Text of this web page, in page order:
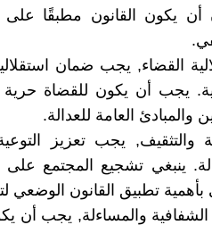
يكون القانون مطبقًا على
القضاء, يجب ضمان
يجب أن يكون للقضاة حرية
والمبادئ العامة للعدالة.
والتثقيف, يجب تعزيز
ينبغي تشجيع المجتمع
بأهمية تطبيق القانون الوضعي
الشفافية والمساءلة, يجب